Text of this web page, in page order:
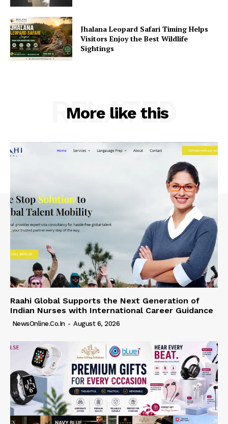
Jhalana Leopard Safari Timing Helps
Visitors Enjoy the Best Wildlife
Sightings
More like this
RELATED
Raahi Global Supports the Next Generation of
Indian Nurses with International Career Guidance
NewsOnline.co.in - August 6, 2026